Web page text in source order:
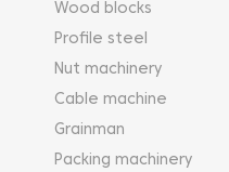
Wood blocks
Profile steel
Nut machinery
Cable machine
Grainman
Packing machinery